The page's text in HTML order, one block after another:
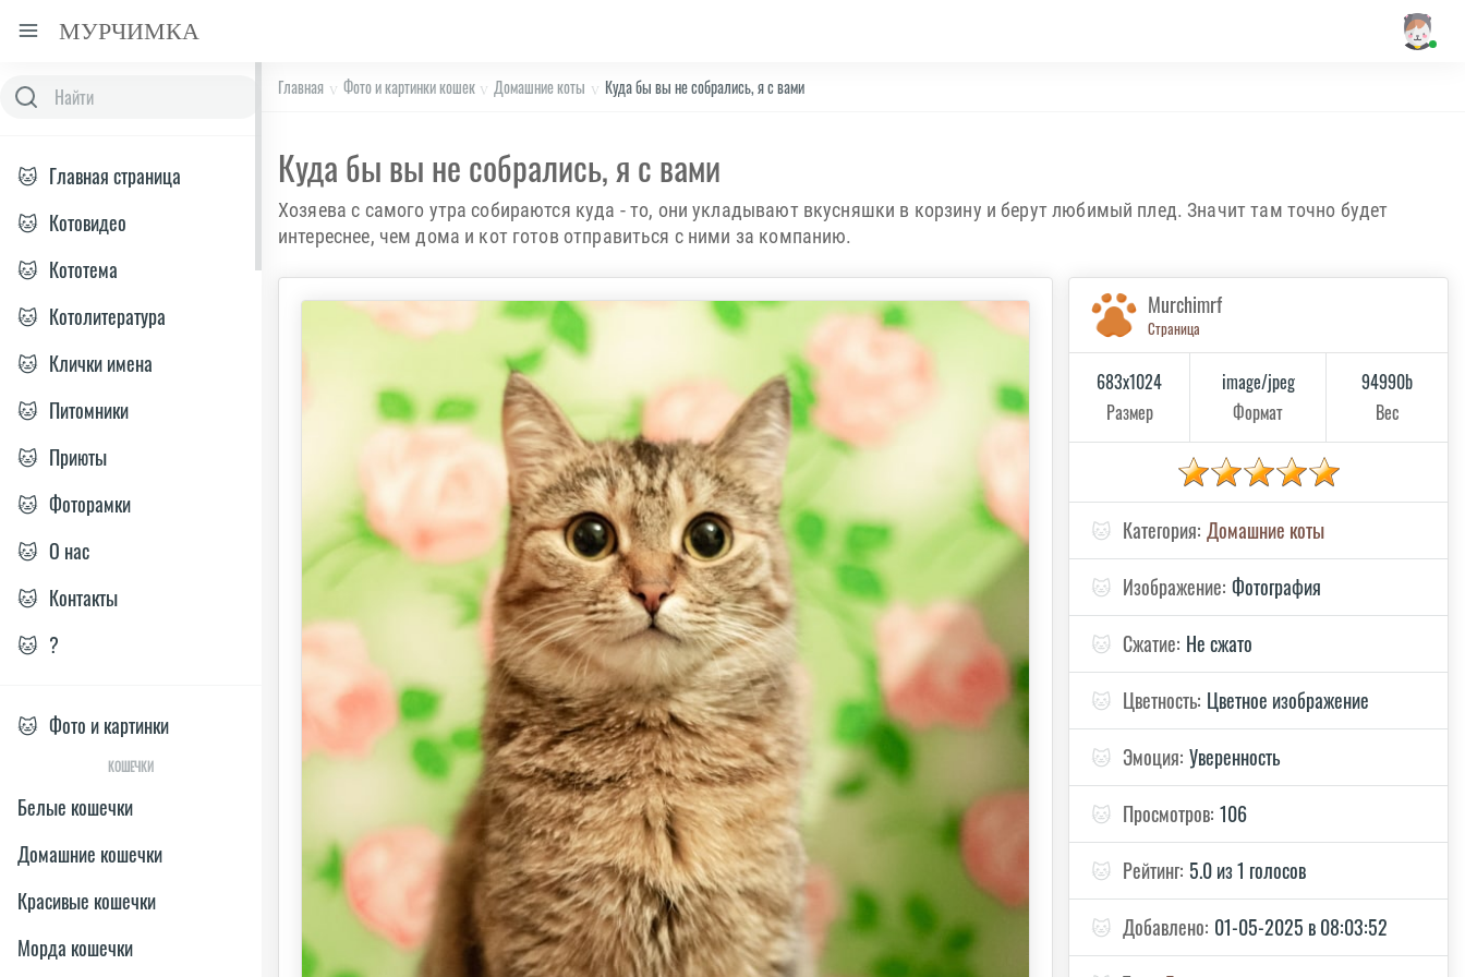
МУРЧИМКА
🐱 Главная страница
🐱 Котовидео
🐱 Кототема
🐱 Котолитература
🐱 Клички имена
🐱 Питомники
🐱 Приюты
🐱 Фоторамки
🐱 О нас
🐱 Контакты
🐱 ?
🐱 Фото и картинки
КОШЕЧКИ
Белые кошечки
Домашние кошечки
Красивые кошечки
Морда кошечки
Главная Фото и картинки кошек Домашние коты Куда бы вы не собрались, я с вами
Куда бы вы не собрались, я с вами
Хозяева с самого утра собираются куда - то, они укладывают вкусняшки в корзину и берут любимый плед. Значит там точно будет
интереснее, чем дома и кот готов отправиться с ними за компанию.
Murchimrf
Страница
683x1024
Размер
image/jpeg
Формат
94990b
Вес
🐱 Категория: Домашние коты
🐱 Изображение: Фотография
🐱 Сжатие: Не сжато
🐱 Цветность: Цветное изображение
🐱 Эмоция: Уверенность
🐱 Просмотров: 106
🐱 Рейтинг: 5.0 из 1 голосов
🐱 Добавлено: 01-05-2025 в 08:03:52